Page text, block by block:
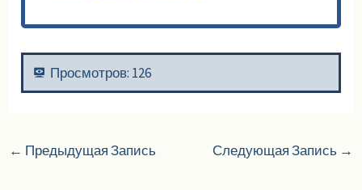
Просмотров: 126
← Предыдущая Запись Следующая Запись →